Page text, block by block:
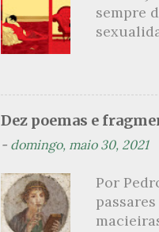
o
s
sempre
sido
se tratar
filha.
termina
Dez poemas e
- domingo, maio 30, 2021
Por